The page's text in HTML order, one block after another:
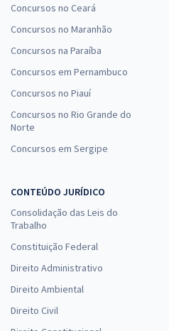
Concursos no Ceará
Concursos no Maranhão
Concursos na Paraíba
Concursos em Pernambuco
Concursos no Piauí
Concursos no Rio Grande do
Norte
Concursos em Sergipe
CONTEÚDO JURÍDICO
Consolidação das Leis do
Trabalho
Constituição Federal
Direito Administrativo
Direito Ambiental
Direito Civil